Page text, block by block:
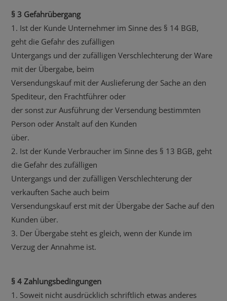
§ 3 Gefahrübergang
1. Ist der Kunde Unternehmer im Sinne des § 14 BGB,
geht die Gefahr des zufälligen
Untergangs und der zufälligen Verschlechterung der Ware
mit der Übergabe, beim
Versendungskauf mit der Auslieferung der Sache an den
Spediteur, den Frachtführer oder
der sonst zur Ausführung der Versendung bestimmten
Person oder Anstalt auf den Kunden
über.
2. Ist der Kunde Verbraucher im Sinne des § 13 BGB, geht
die Gefahr des zufälligen
Untergangs und der zufälligen Verschlechterung der
verkauften Sache auch beim
Versendungskauf erst mit der Übergabe der Sache auf den
Kunden über.
3. Der Übergabe steht es gleich, wenn der Kunde im
Verzug der Annahme ist.
§ 4 Zahlungsbedingungen
1. Soweit nicht ausdrücklich schriftlich etwas anderes